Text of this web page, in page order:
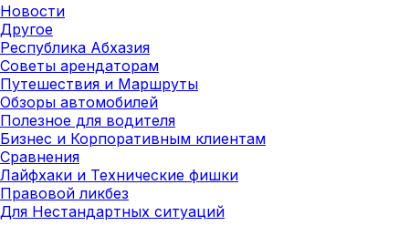
Новости
Другое
Республика Абхазия
Советы арендаторам
Путешествия и Маршруты
Обзоры автомобилей
Полезное для водителя
Бизнес и Корпоративным клиентам
Сравнения
Лайфхаки и Технические фишки
Правовой ликбез
Для Нестандартных ситуаций